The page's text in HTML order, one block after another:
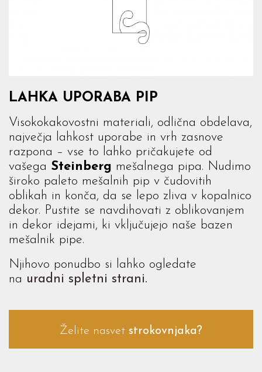
LAHKA UPORABA PIP
Visokokakovostni materiali, odlična obdelava,
največja lahkost uporabe in vrh zasnove
razpona – vse to lahko pričakujete od
vašega Steinberg mešalnega pipa. Nudimo
široko paleto mešalnih pip v čudovitih
oblikah in konča, da se lepo zliva v kopalnico
dekor. Pustite se navdihovati z oblikovanjem
in dekor idejami, ki vključujejo naše bazen
mešalnik pipe.
Njihovo ponudbo si lahko ogledate
na uradni spletni strani.
Želite nasvet strokovnjaka?